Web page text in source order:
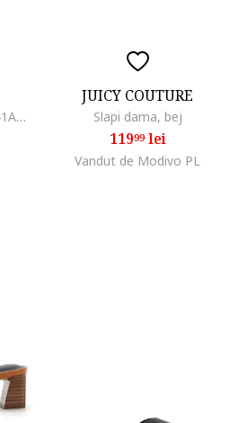
Slapi dama model LB-P1941A-YLD, negru
JUICY COUTURE
Slapi dama, bej
11999lei
Vandut de Modivo PL